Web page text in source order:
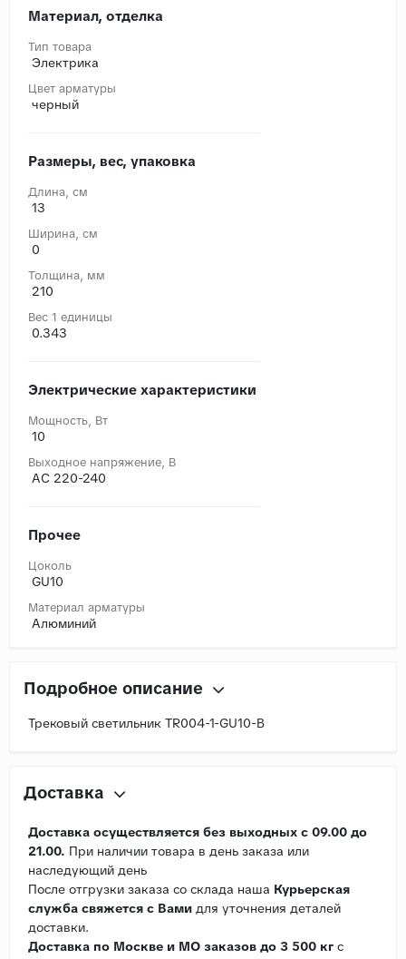
Материал, отделка
Тип товара
Электрика
Цвет арматуры
черный
Размеры, вес, упаковка
Длина, cм
13
Ширина, cм
0
Толщина, мм
210
Вес 1 единицы
0.343
Электрические характеристики
Мощность, Вт
10
Выходное напряжение, В
AC 220-240
Прочее
Цоколь
GU10
Материал арматуры
Алюминий
Подробное описание
Трековый светильник TR004-1-GU10-B
Доставка
Доставка осуществляется без выходных с 09.00 до
21.00. При наличии товара в день заказа или
наследующий день
После отгрузки заказа со склада наша Курьерская
служба свяжется с Вами для уточнения деталей
доставки.
Доставка по Москве и МО заказов до 3 500 кг с